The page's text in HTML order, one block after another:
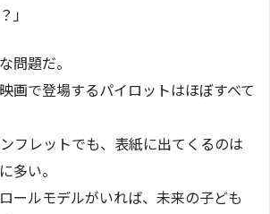
」
問題だ。
画で登場するパイロットはほぼすべて
フレットでも、表紙に出てくるのは
多い。
ールモデルがいれば、未来の子ども